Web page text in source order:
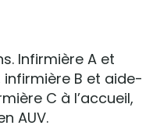
Infirmière A et
infirmière B et aide-
C à l’accueil,
AUV.